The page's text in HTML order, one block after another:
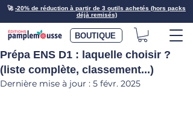
🚀-20% de réduction à partir de 3 outils achetés (hors packs
déjà remisés)
BOUTIQUE
Prépa ENS D1 : laquelle choisir ?
(liste complète, classement...)
Dernière mise à jour : 5 févr. 2025